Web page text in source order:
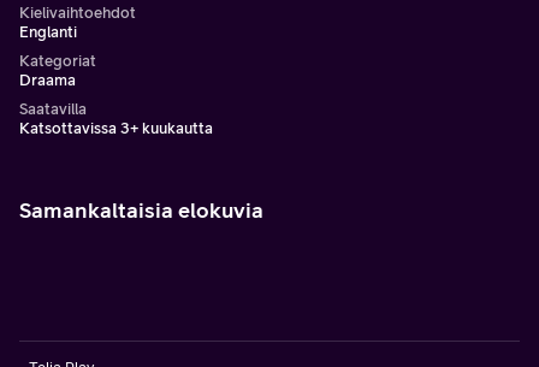
Kielivaihtoehdot
Englanti
Kategoriat
Draama
Saatavilla
Katsottavissa 3+ kuukautta
Samankaltaisia elokuvia